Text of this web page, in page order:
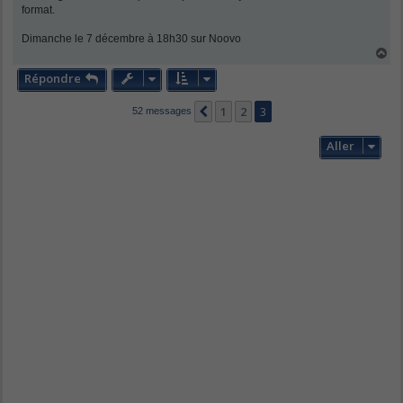
format.
Dimanche le 7 décembre à 18h30 sur Noovo
Répondre
52 messages Précédent
1 2 3
Aller